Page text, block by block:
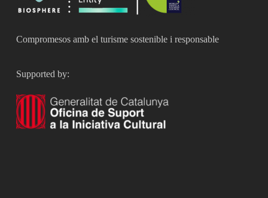
Compromesos amb el turisme sostenible i responsable
Supported by: